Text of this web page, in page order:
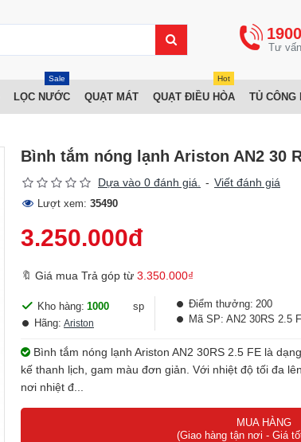
LỌC NƯỚC
Sale
QUẠT MÁT QUẠT ĐIỀU HÒA
Hot
TỦ CÔNG
Bình tắm nóng lạnh Ariston AN2 30
Dựa vào 0 đánh giá. - Viết đánh giá
Lượt xem: 35490
3.250.000đ
🔖 Giá mua Trả góp từ 3.350.000₫
Kho hàng: 1000
sp
Hãng: Ariston
Điểm thưởng: 200
Mã SP: AN2 30RS 2.5
Bình tắm nóng lạnh Ariston AN2 30RS 2.5 FE là
kế thanh lịch, gam màu đơn giản. Với nhiệt độ tối đa
nơi nhiệt đ...
MUA HÀNG
(Giao hàng tận nơi - Giá